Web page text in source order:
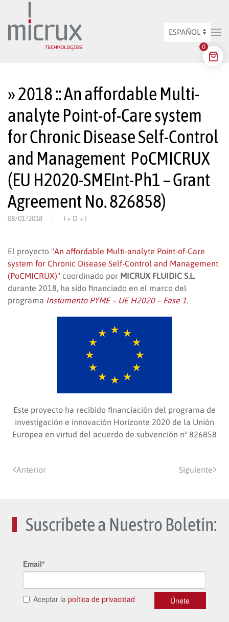
Ir al contenido principal
Elegir
idioma
» 2018 :: An affordable Multi-
analyte Point-of-Care system
for Chronic Disease Self-Control
and Management  PoCMICRUX
(EU H2020-SMEInt-Ph1 – Grant
Agreement No. 826858)
08/01/2018 I + D + I
El proyecto "An affordable Multi-analyte Point-of-Care
system for Chronic Disease Self-Control and Management
(PoCMICRUX)" coordinado por MICRUX FLUIDIC S.L.
durante 2018, ha sido financiado en el marco del
programa Instumento PYME – UE H2020 – Fase 1.
Este proyecto ha recibido financiación del programa de
investigación e innovación Horizonte 2020 de la Unión
Europea en virtud del acuerdo de subvención nº 826858
Anterior Siguiente
Suscríbete a Nuestro Boletín:
0